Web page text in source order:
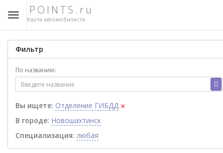
POINTS.ru
Карта автомобилиста
Фильтр
По названию:
Вы ищете: Отделение ГИБДД ×
В городе: Новошахтинск
Специализация: любая